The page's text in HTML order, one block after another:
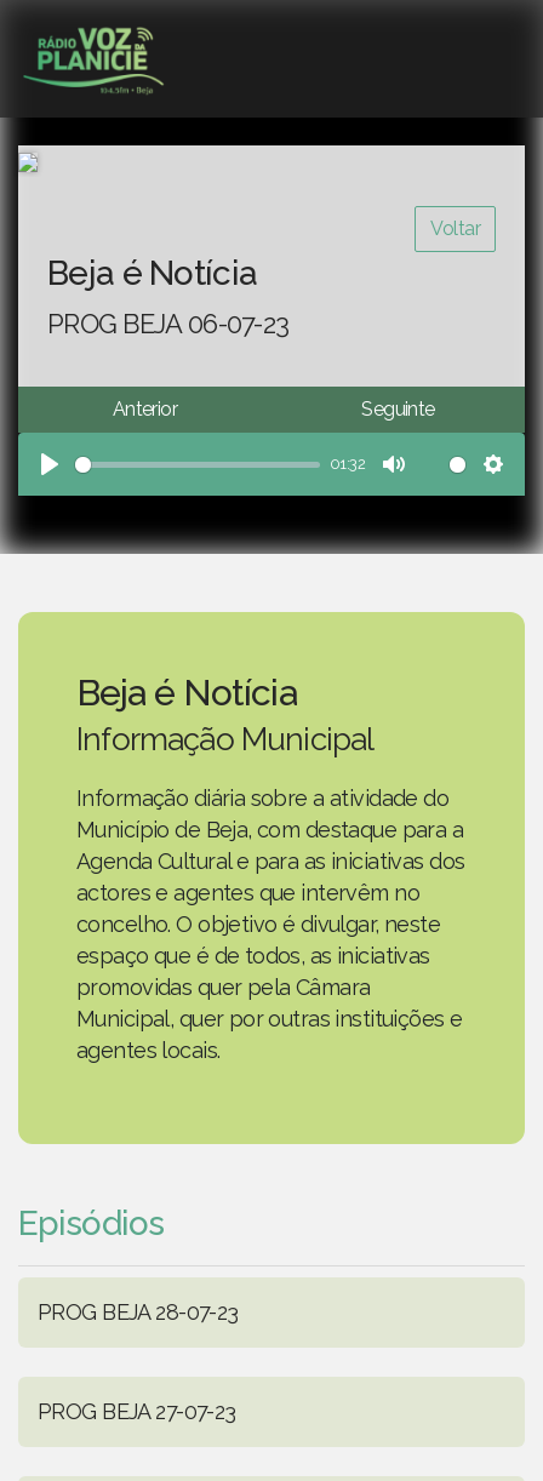
Voltar
Beja é Notícia
PROG BEJA 06-07-23
Anterior Seguinte
Play
01:32
Mute
Beja é Notícia
Informação Municipal
Informação diária sobre a atividade do
Município de Beja, com destaque para a
Agenda Cultural e para as iniciativas dos
actores e agentes que intervêm no
concelho. O objetivo é divulgar, neste
espaço que é de todos, as iniciativas
promovidas quer pela Câmara
Municipal, quer por outras instituições e
agentes locais.
Episódios
PROG BEJA 28-07-23
PROG BEJA 27-07-23